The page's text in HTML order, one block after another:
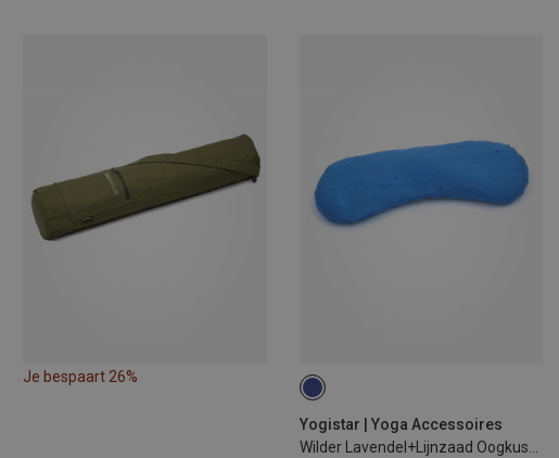
Je bespaart 26%
Yogistar | Yoga Accessoires